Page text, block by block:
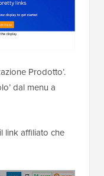
Prodotto’.
dal menu a
link affiliato che